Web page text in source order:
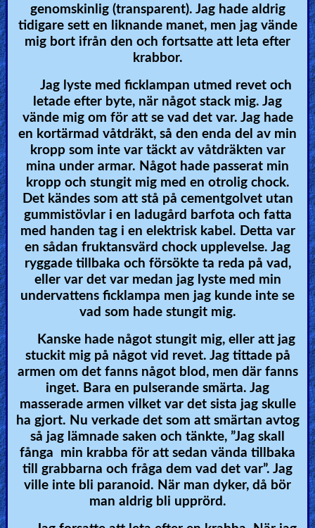
genomskinlig (transparent). Jag hade aldrig
tidigare sett en liknande manet, men jag vände
mig bort ifrån den och fortsatte att leta efter
krabbor.
Jag lyste med ficklampan utmed revet och
letade efter byte, när något stack mig. Jag
vände mig om för att se vad det var. Jag hade
en kortärmad våtdräkt, så den enda del av min
kropp som inte var täckt av våtdräkten var
mina under armar. Något hade passerat min
kropp och stungit mig med en otrolig chock.
Det kändes som att stå på cementgolvet utan
gummistövlar i en ladugård barfota och fatta
med handen tag i en elektrisk kabel. Detta var
en sådan fruktansvärd chock upplevelse. Jag
ryggade tillbaka och försökte ta reda på vad,
eller var det var medan jag lyste med min
undervattens ficklampa men jag kunde inte se
vad som hade stungit mig.
Kanske hade något stungit mig, eller att jag
stuckit mig på något vid revet. Jag tittade på
armen om det fanns något blod, men där fanns
inget. Bara en pulserande smärta. Jag
masserade armen vilket var det sista jag skulle
ha gjort. Nu verkade det som att smärtan avtog
så jag lämnade saken och tänkte, ”Jag skall
fånga min krabba för att sedan vända tillbaka
till grabbarna och fråga dem vad det var”. Jag
ville inte bli paranoid. När man dyker, då bör
man aldrig bli upprörd.